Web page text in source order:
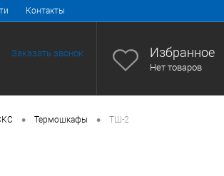
Контакты
Заказать звонок Избранное
Нет товаров
• Термошкафы • ТШ-2